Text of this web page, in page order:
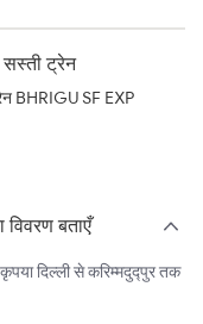
ट्रेन
BHRIGU SF EXP
बताएँ
दिल्ली से करिम्मदुद्पुर तक